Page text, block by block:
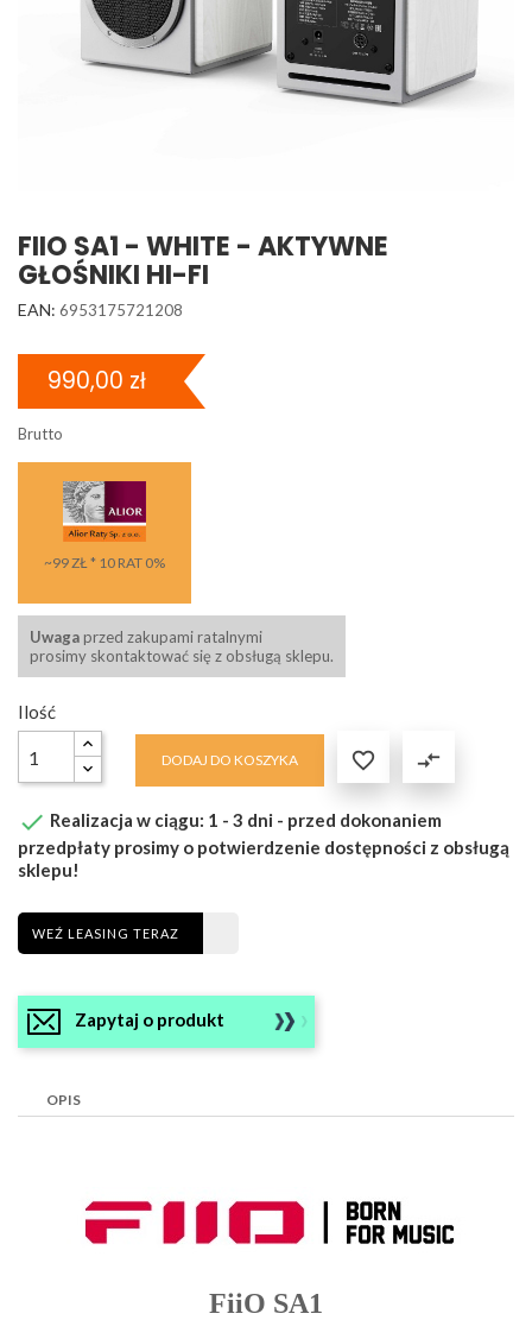
FIIO SA1 - WHITE - AKTYWNE
GŁOŚNIKI HI-FI
EAN: 6953175721208
990,00 zł
Brutto
~99 ZŁ * 10 RAT 0%
Uwaga przed zakupami ratalnymi
prosimy skontaktować się z obsługą sklepu.
Ilość
DODAJ DO KOSZYKA  compare_arrows
 Realizacja w ciągu: 1 - 3 dni - przed dokonaniem
przedpłaty prosimy o potwierdzenie dostępności z obsługą
sklepu!
WEŹ LEASING TERAZ
Zapytaj o produkt
OPIS
FiiO SA1